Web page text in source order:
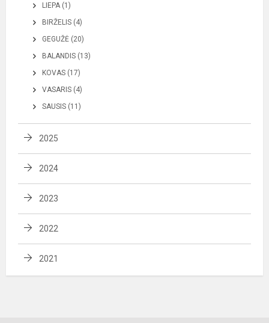
LIEPA (1)
BIRŽELIS (4)
GEGUŽĖ (20)
BALANDIS (13)
KOVAS (17)
VASARIS (4)
SAUSIS (11)
2025
2024
2023
2022
2021